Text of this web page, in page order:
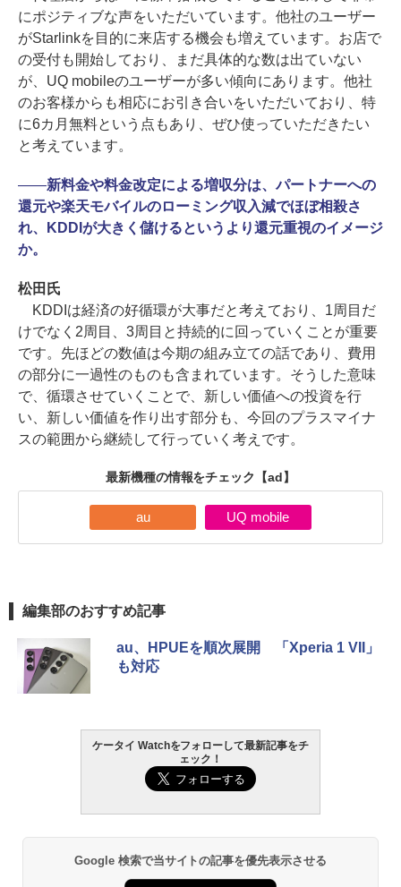
にポジティブな声をいただいています。他社のユーザー
がStarlinkを目的に来店する機会も増えています。お店で
の受付も開始しており、まだ具体的な数は出ていない
が、UQ mobileのユーザーが多い傾向にあります。他社
のお客様からも相応にお引き合いをいただいており、特
に6カ月無料という点もあり、ぜひ使っていただきたい
と考えています。
――新料金や料金改定による増収分は、パートナーへの
還元や楽天モバイルのローミング収入減でほぼ相殺さ
れ、KDDIが大きく儲けるというより還元重視のイメージ
か。
松田氏
KDDIは経済の好循環が大事だと考えており、1周目だ
けでなく2周目、3周目と持続的に回っていくことが重要
です。先ほどの数値は今期の組み立ての話であり、費用
の部分に一過性のものも含まれています。そうした意味
で、循環させていくことで、新しい価値への投資を行
い、新しい価値を作り出す部分も、今回のプラスマイナ
スの範囲から継続して行っていく考えです。
最新機種の情報をチェック 【ad】
au UQ mobile
編集部のおすすめ記事
au、HPUEを順次展開 「Xperia 1 VII」
も対応
ケータイ Watchをフォローして最新記事をチ
ェック！
Google 検索で当サイトの記事を優先表示させる